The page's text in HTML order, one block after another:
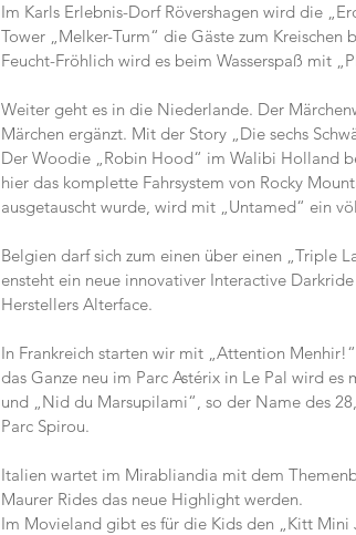
Im Karls Erlebnis-Dorf Rövershagen wird die
Tower „Melker-Turm“ die Gäste zum Kreischen
Feucht-Fröhlich wird es beim Wasserspaß mit
Weiter geht es in die Niederlande. Der
Märchen ergänzt. Mit der Story „Die sechs
Der Woodie „Robin Hood“ im Walibi Holland
hier das komplette Fahrsystem von Rocky
ausgetauscht wurde, wird mit „Untamed“ ein
Belgien darf sich zum einen über einen „Triple
ensteht ein neue innovativer Interactive
Herstellers Alterface.
In Frankreich starten wir mit „Attention
das Ganze neu im Parc Astérix in Le Pal wird
und „Nid du Marsupilami“, so der Name des
Parc Spirou.
Italien wartet im Mirabliandia mit dem
Maurer Rides das neue Highlight werden.
Im Movieland gibt es für die Kids den „Kitt Mini